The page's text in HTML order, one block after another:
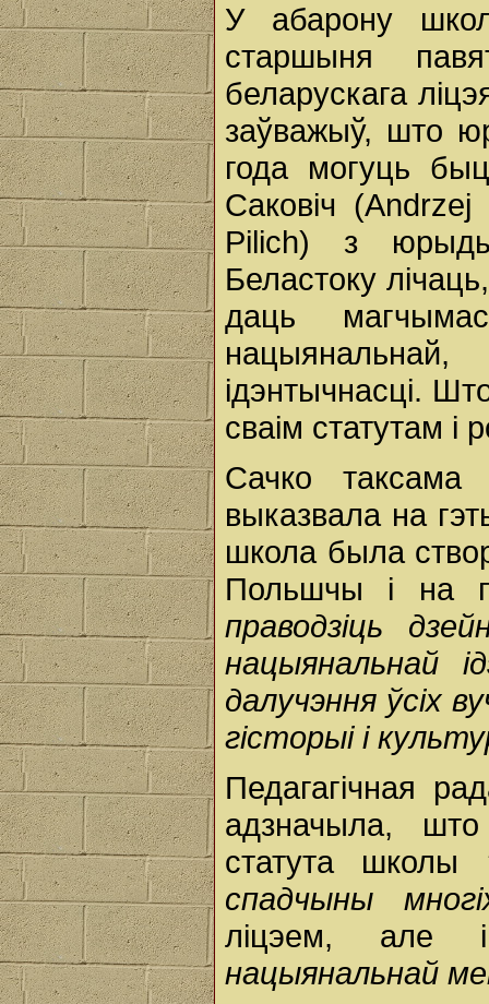
У абарону
старшыня
беларускага
заўважыў, што
года могуць
Саковіч
Pilich) з
Беластоку
даць
ідэнтычнасці.
сваім статутам і
Сачко
выказвала на
школа была
Польшчы і на
праводзіць
нацыянальнай
далучэння ўсіх
гісторыі і
Педагагічная
адзначыла,
статута школы
спадчыны
ліцэем,
нацыянальнай